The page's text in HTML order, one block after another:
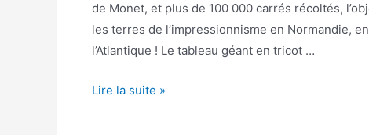
de Monet, et plus de 100 000 carrés récoltés,
les terres de l’impressionnisme en Normandie,
l’Atlantique ! Le tableau géant en tricot …
Lire la suite »